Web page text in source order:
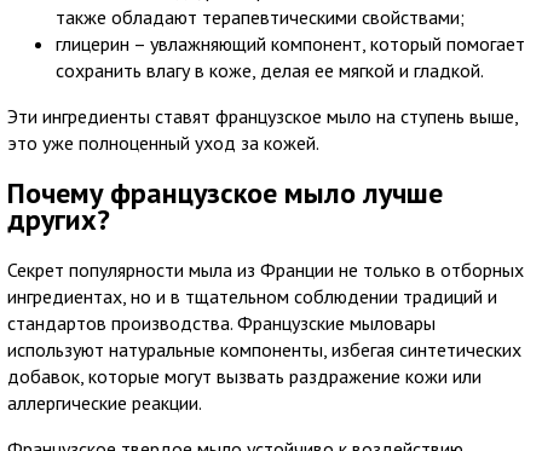
также обладают терапевтическими свойствами;
глицерин – увлажняющий компонент, который помогает
сохранить влагу в коже, делая ее мягкой и гладкой.
Эти ингредиенты ставят французское мыло на ступень выше,
это уже полноценный уход за кожей.
Почему французское мыло лучше
других?
Секрет популярности мыла из Франции не только в отборных
ингредиентах, но и в тщательном соблюдении традиций и
стандартов производства. Французские мыловары
используют натуральные компоненты, избегая синтетических
добавок, которые могут вызвать раздражение кожи или
аллергические реакции.